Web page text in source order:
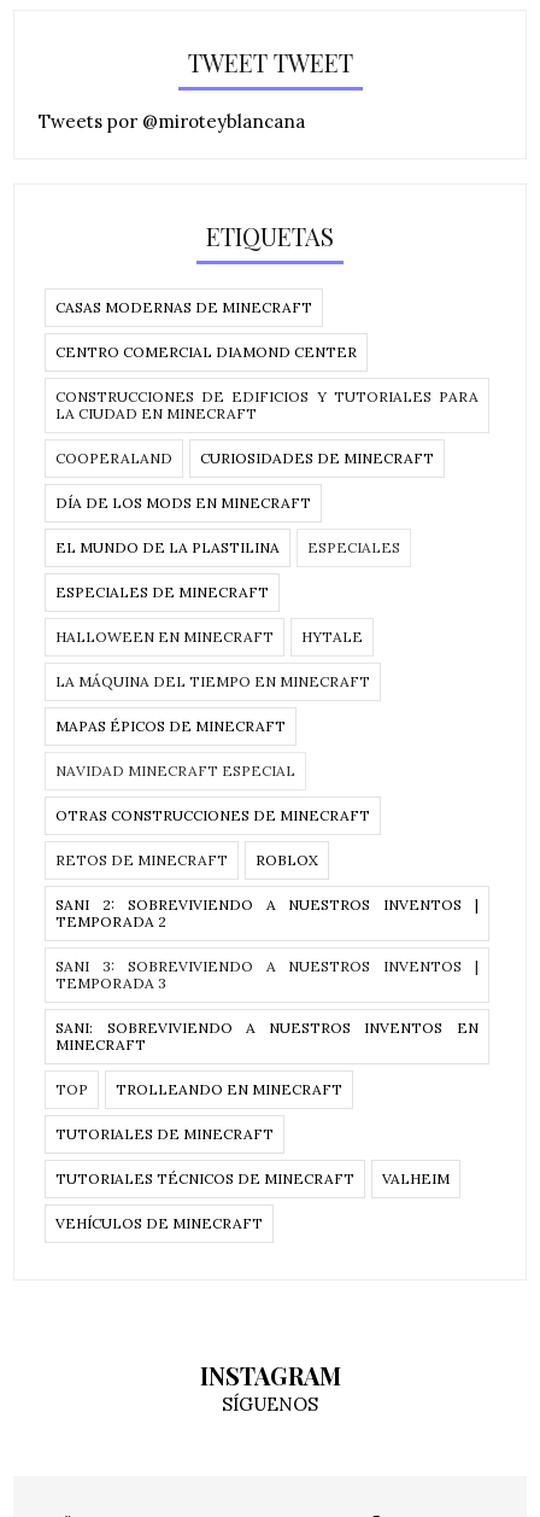
TWEET TWEET
Tweets por @miroteyblancana
ETIQUETAS
CASAS MODERNAS DE MINECRAFT
CENTRO COMERCIAL DIAMOND CENTER
CONSTRUCCIONES DE EDIFICIOS Y TUTORIALES PARA
LA CIUDAD EN MINECRAFT
COOPERALAND CURIOSIDADES DE MINECRAFT
DÍA DE LOS MODS EN MINECRAFT
EL MUNDO DE LA PLASTILINA ESPECIALES
ESPECIALES DE MINECRAFT
HALLOWEEN EN MINECRAFT HYTALE
LA MÁQUINA DEL TIEMPO EN MINECRAFT
MAPAS ÉPICOS DE MINECRAFT
NAVIDAD MINECRAFT ESPECIAL
OTRAS CONSTRUCCIONES DE MINECRAFT
RETOS DE MINECRAFT ROBLOX
SANI 2: SOBREVIVIENDO A NUESTROS INVENTOS |
TEMPORADA 2
SANI 3: SOBREVIVIENDO A NUESTROS INVENTOS |
TEMPORADA 3
SANI: SOBREVIVIENDO A NUESTROS INVENTOS EN
MINECRAFT
TOP TROLLEANDO EN MINECRAFT
TUTORIALES DE MINECRAFT
TUTORIALES TÉCNICOS DE MINECRAFT VALHEIM
VEHÍCULOS DE MINECRAFT
INSTAGRAM
SÍGUENOS